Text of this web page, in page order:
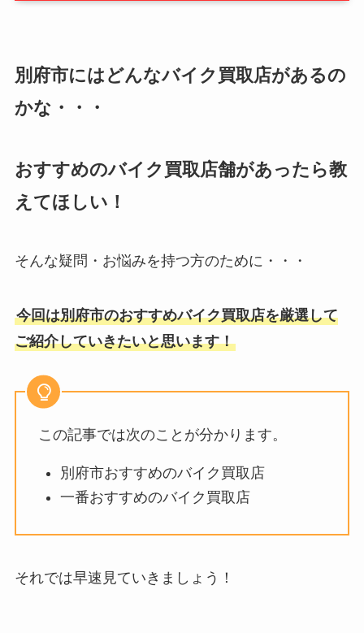
別府市にはどんなバイク買取店があるの
かな・・・
おすすめのバイク買取店舗があったら教
えてほしい！
そんな疑問・お悩みを持つ方のために・・・
今回は別府市のおすすめバイク買取店を厳選して
ご紹介していきたいと思います！
この記事では次のことが分かります。
別府市おすすめのバイク買取店
一番おすすめのバイク買取店
それでは早速見ていきましょう！